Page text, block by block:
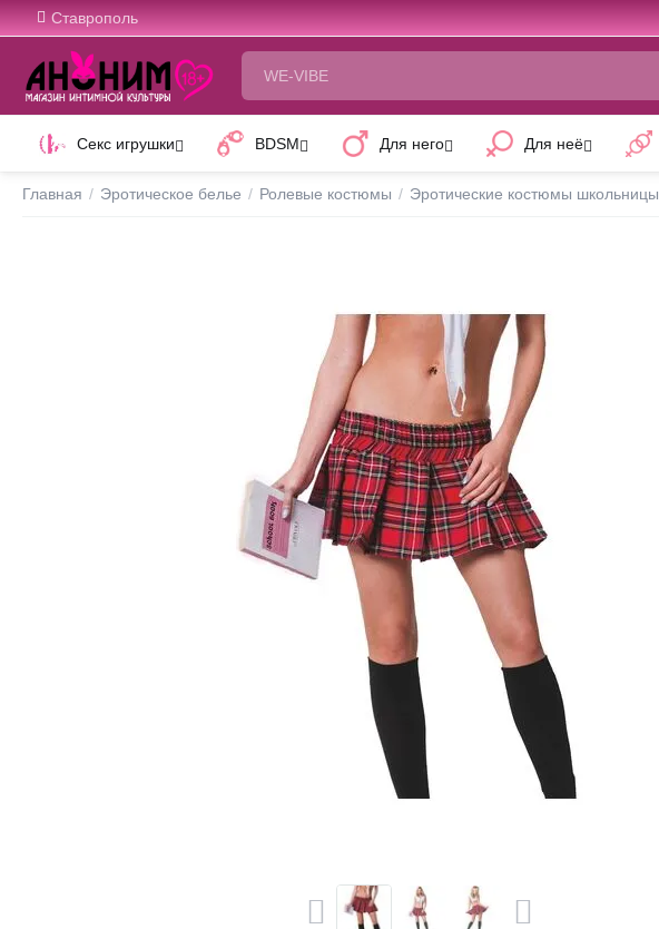
Ставрополь
Секс игрушки BDSM Для него Для неё
Главная / Эротическое белье / Ролевые костюмы / Эротические костюмы школьницы